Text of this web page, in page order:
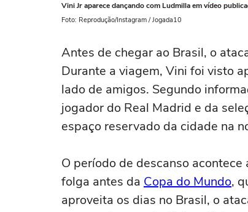
Vini Jr aparece dançando com Ludmilla em vídeo
Foto: Reprodução/Instagram / Jogada10
Antes de chegar ao Brasil, o
Durante a viagem, Vini foi visto
lado de amigos. Segundo
jogador do Real Madrid e da
espaço reservado da cidade na
O período de descanso
folga antes da Copa do Mundo,
aproveita os dias no Brasil, o